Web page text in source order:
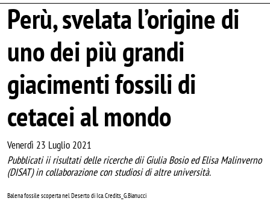
Perù, svelata l’origine di
uno dei più grandi
giacimenti fossili di
cetacei al mondo
Venerdì 23 Luglio 2021
Pubblicati ii risultati delle ricerche dii Giulia Bosio ed Elisa Malinverno
(DISAT) in collaborazione con studiosi di altre università.
Balena fossile scoperta nel Deserto di Ica. Credits_G.Bianucci